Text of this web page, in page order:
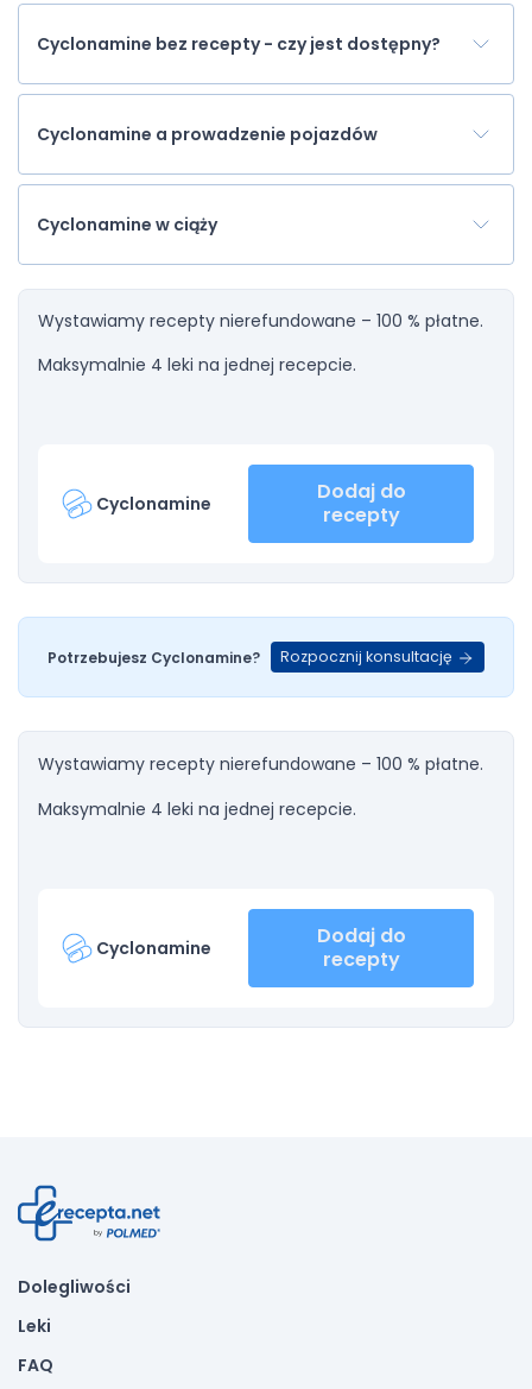
Cyclonamine bez recepty - czy jest dostępny?
Cyclonamine a prowadzenie pojazdów
Cyclonamine w ciąży
Wystawiamy recepty nierefundowane – 100 % płatne.
Maksymalnie 4 leki na jednej recepcie.
Cyclonamine
Dodaj do
recepty
Potrzebujesz Cyclonamine? Rozpocznij konsultację
Wystawiamy recepty nierefundowane – 100 % płatne.
Maksymalnie 4 leki na jednej recepcie.
Cyclonamine
Dodaj do
recepty
Dolegliwości
Leki
FAQ